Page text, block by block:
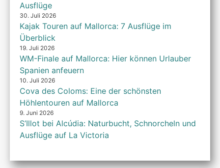
Ausflüge
30. Juli 2026
Kajak Touren auf Mallorca: 7 Ausflüge im
Überblick
19. Juli 2026
WM-Finale auf Mallorca: Hier können Urlauber
Spanien anfeuern
10. Juli 2026
Cova des Coloms: Eine der schönsten
Höhlentouren auf Mallorca
9. Juni 2026
S’Illot bei Alcúdia: Naturbucht, Schnorcheln und
Ausflüge auf La Victoria